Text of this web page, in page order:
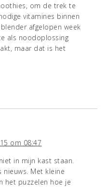
om de trek te
vitamines binnen
afgelopen week
als noodoplossing
maar dat is het
om 08:47
in mijn kast staan.
Met kleine
het puzzelen hoe je